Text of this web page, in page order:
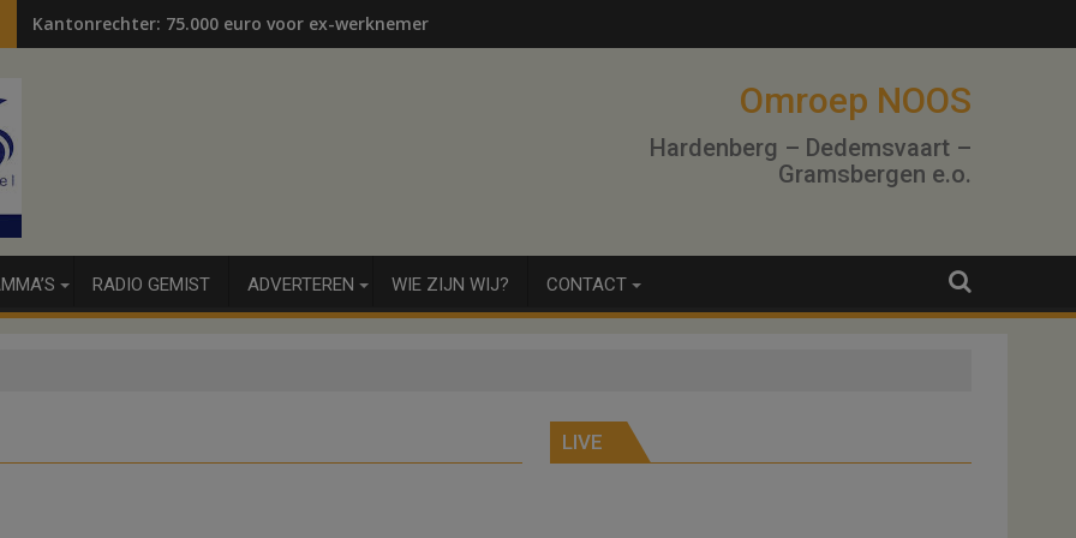
Kantonrechter: 75.000 euro voor ex-werknemers
Omroep NOOS
Hardenberg – Dedemsvaart –
Gramsbergen e.o.
RADIO GEMIST ADVERTEREN WIE ZIJN WIJ? CONTACT
LIVE